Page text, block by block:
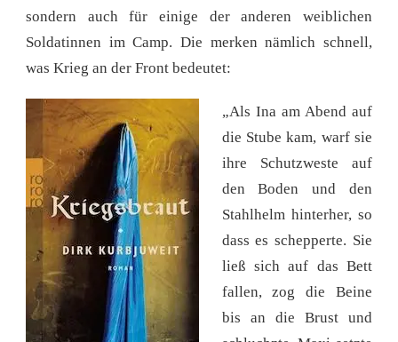
sondern auch für einige der anderen weiblichen
Soldatinnen im Camp. Die merken nämlich schnell,
was Krieg an der Front bedeutet:
„Als Ina am Abend auf
die Stube kam, warf sie
ihre Schutzweste auf
den Boden und den
Stahlhelm hinterher, so
dass es schepperte. Sie
ließ sich auf das Bett
fallen, zog die Beine
bis an die Brust und